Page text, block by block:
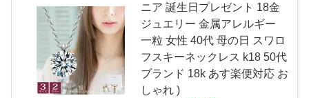
ニア 誕生日プレゼント 18金
ジュエリー 金属アレルギー
一粒 女性 40代 母の日 スワロ
フスキーネックレス k18 50代
ブランド 18k あす楽便対応 お
しゃれ )